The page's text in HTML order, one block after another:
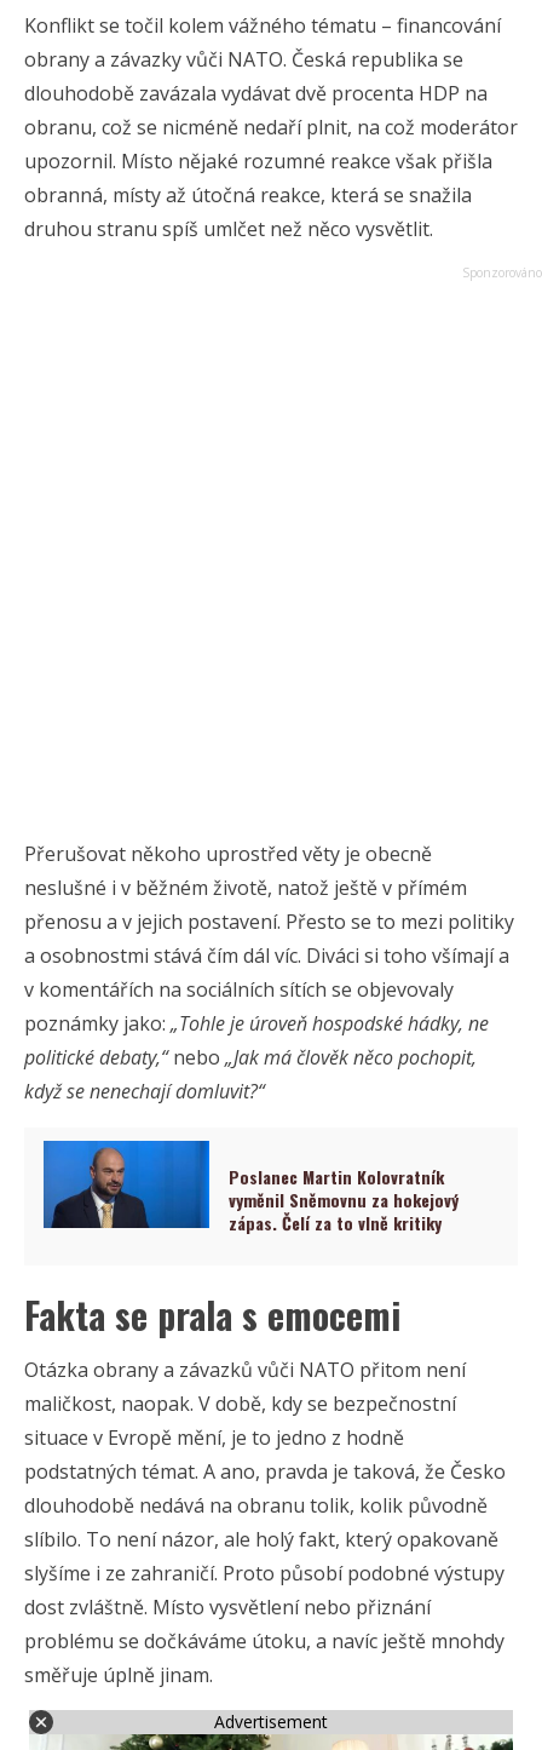
Konflikt se točil kolem vážného tématu – financování
obrany a závazky vůči NATO. Česká republika se
dlouhodobě zavázala vydávat dvě procenta HDP na
obranu, což se nicméně nedaří plnit, na což moderátor
upozornil. Místo nějaké rozumné reakce však přišla
obranná, místy až útočná reakce, která se snažila
druhou stranu spíš umlčet než něco vysvětlit.
Přerušovat někoho uprostřed věty je obecně
neslušné i v běžném životě, natož ještě v přímém
přenosu a v jejich postavení. Přesto se to mezi politiky
a osobnostmi stává čím dál víc. Diváci si toho všímají a
v komentářích na sociálních sítích se objevovaly
poznámky jako: „Tohle je úroveň hospodské hádky, ne
politické debaty,“nebo „Jak má člověk něco pochopit,
když se nenechají domluvit?“
Poslanec Martin Kolovratník
vyměnil Sněmovnu za hokejový
zápas. Čelí za to vlně kritiky
Fakta se prala s emocemi
Otázka obrany a závazků vůči NATO přitom není
maličkost, naopak. V době, kdy se bezpečnostní
situace v Evropě mění, je to jedno z hodně
podstatných témat. A ano, pravda je taková, že Česko
dlouhodobě nedává na obranu tolik, kolik původně
slíbilo. To není názor, ale holý fakt, který opakovaně
slyšíme i ze zahraničí. Proto působí podobné výstupy
dost zvláštně. Místo vysvětlení nebo přiznání
problému se dočkáváme útoku, a navíc ještě mnohdy
směřuje úplně jinam.
Advertisement